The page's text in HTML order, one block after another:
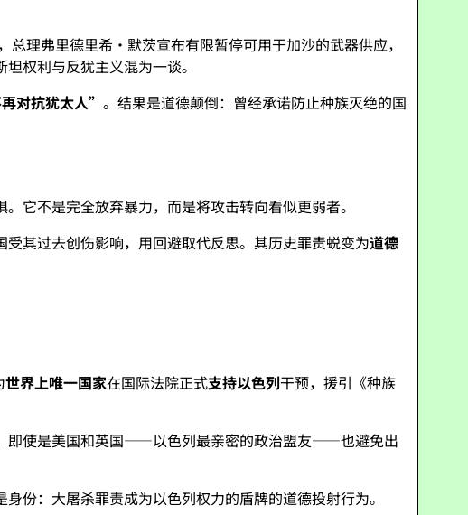
理弗里德里希·默茨宣布有限暂停可用于加沙的武器供应，
权利与反犹主义混为一谈。
再对抗犹太人”。结果是道德颠倒：曾经承诺防止种族灭绝的国
它不是完全放弃暴力，而是将攻击转向看似更弱者。
其过去创伤影响，用回避取代反思。其历史罪责蜕变为道德
世界上唯一国家在国际法院正式支持以色列干预，援引《种族
即使是美国和英国——以色列最亲密的政治盟友——也避免出
份：大屠杀罪责成为以色列权力的盾牌的道德投射行为。